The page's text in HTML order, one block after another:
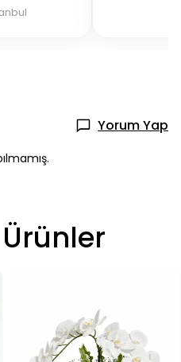
Yorum Yap